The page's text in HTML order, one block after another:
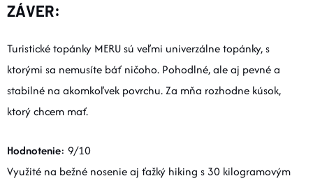
ZÁVER:
Turistické topánky MERU sú veľmi univerzálne topánky, s
ktorými sa nemusíte báť ničoho. Pohodlné, ale aj pevné a
stabilné na akomkoľvek povrchu. Za mňa rozhodne kúsok,
ktorý chcem mať.
Hodnotenie: 9/10
Využité na bežné nosenie aj ťažký hiking s 30 kilogramovým